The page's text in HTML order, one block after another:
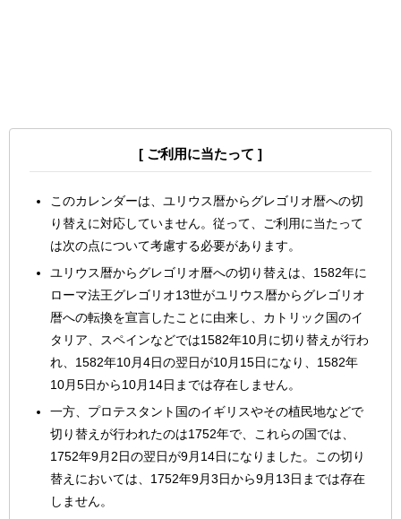
[ ご利用に当たって ]
このカレンダーは、ユリウス暦からグレゴリオ暦への切
り替えに対応していません。従って、ご利用に当たって
は次の点について考慮する必要があります。
ユリウス暦からグレゴリオ暦への切り替えは、1582年に
ローマ法王グレゴリオ13世がユリウス暦からグレゴリオ
暦への転換を宣言したことに由来し、カトリック国のイ
タリア、スペインなどでは1582年10月に切り替えが行わ
れ、1582年10月4日の翌日が10月15日になり、1582年
10月5日から10月14日までは存在しません。
一方、プロテスタント国のイギリスやその植民地などで
切り替えが行われたのは1752年で、これらの国では、
1752年9月2日の翌日が9月14日になりました。この切り
替えにおいては、1752年9月3日から9月13日までは存在
しません。